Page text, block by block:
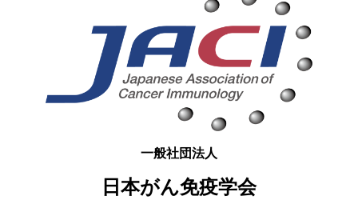
一般社団法人
日本がん免疫学会